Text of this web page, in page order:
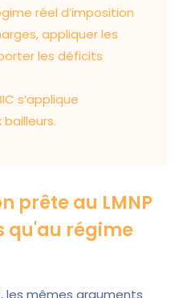
réel d’imposition
appliquer les
les déficits
s’applique
prête au LMNP
qu'au régime
les mêmes arguments